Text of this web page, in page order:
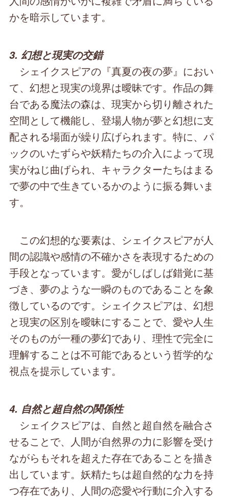
かを暗示しています。
3. 幻想と現実の交錯
シェイクスピアの『真夏の夜の夢』におい
て、幻想と現実の境界は曖昧です。作品の舞
台である魔法の森は、現実から切り離された
空間として機能し、登場人物が夢と幻想に支
配される場面が繰り広げられます。特に、パ
ックのいたずらや妖精たちの介入によって現
実がねじ曲げられ、キャラクターたちはまる
で夢の中で生きているかのように振る舞いま
す。
この幻想的な要素は、シェイクスピアが人
間の認識や感情の不確かさを表現するための
手段となっています。愛がしばしば錯覚に基
づき、夢のような一瞬のものであることを象
徴しているのです。シェイクスピアは、幻想
と現実の区別を曖昧にすることで、愛や人生
そのものが一種の夢幻であり、理性で完全に
理解することは不可能であるという哲学的な
視点を提示しています。
4. 自然と超自然の関係性
シェイクスピアは、自然と超自然を融合さ
せることで、人間が自然界の力に影響を受け
ながらもそれを超えた存在であることを描き
出しています。妖精たちは超自然的な力を持
つ存在であり、人間の恋愛や行動に介入する